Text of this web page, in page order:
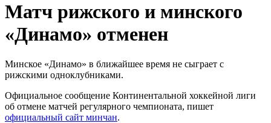
Матч рижского и минского
«Динамо» отменен
Минское «Динамо» в ближайшее время не сыграет с
рижскими одноклубниками.
Официальное сообщение Континентальной хоккейной лиги
об отмене матчей регулярного чемпионата, пишет
официальный сайт минчан.